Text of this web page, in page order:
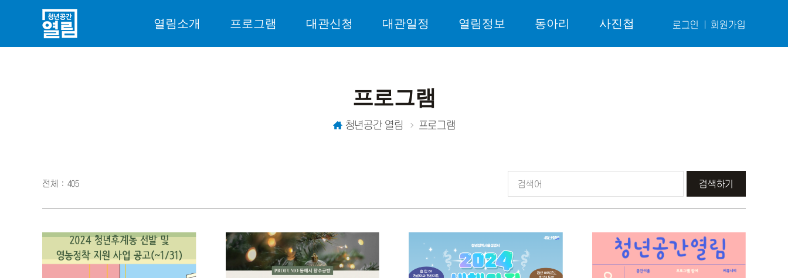
열림소개 프로그램 대관신청 대관일정 열림정보 동아리 사진첩 로그인 회원가입
프로그램
청년공간 열림 프로그램
전체 : 405 검색하기